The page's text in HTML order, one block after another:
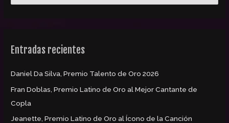
a
p
o
r
:
Entradas recientes
Daniel Da Silva, Premio Talento de Oro 2026
Fran Doblas, Premio Latino de Oro al Mejor Cantante de
Copla
Jeanette, Premio Latino de Oro al Ícono de la Canción